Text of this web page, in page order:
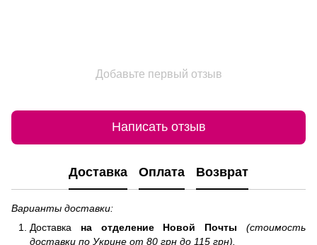
Добавьте первый отзыв
Написать отзыв
Доставка Оплата Возврат
Варианты доставки:
Доставка на отделение Новой Почты
(стоимость
доставки по Укрине от 80 грн до 115 грн).